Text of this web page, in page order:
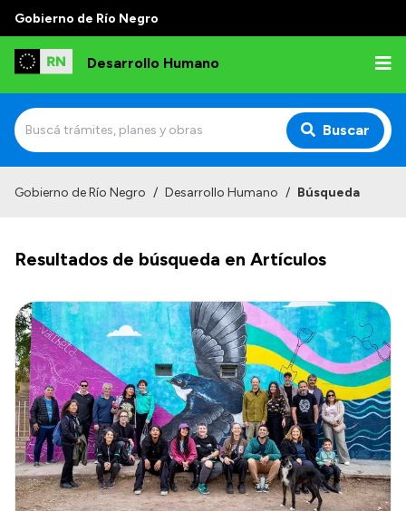
Gobierno de Río Negro
Desarrollo Humano
Buscar
Misión
Autoridades
Delegaciones
Normativa
Transparencia
Presupuesto
Boletín Oficial
Gobierno de Río Negro / Desarrollo Humano / Búsqueda
Resultados de búsqueda en Artículos